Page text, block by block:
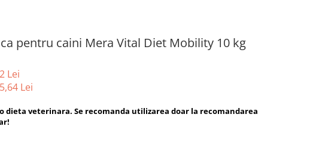
pentru caini Mera Vital Diet Mobility 10 kg
Lei
Lei
dieta veterinara. Se recomanda utilizarea doar la recomandarea